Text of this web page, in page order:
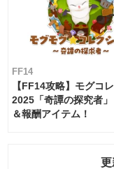
FF14
【FF14攻略】モグコレ
2025「奇譚の探究者
＆報酬アイテム！
更